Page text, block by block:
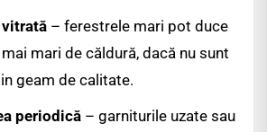
– ferestrele mari pot duce
mari de căldură, dacă nu sunt
geam de calitate.
periodică – garniturile uzate sau